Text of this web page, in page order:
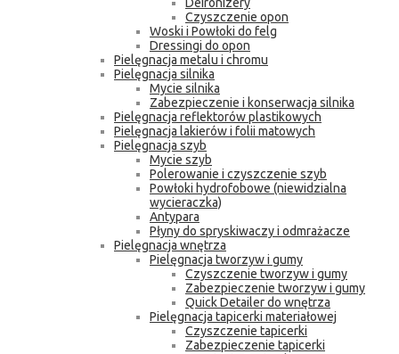
Czyszczenie opon
Woski i Powłoki do felg
Dressingi do opon
Pielęgnacja metalu i chromu
Pielęgnacja silnika
Mycie silnika
Zabezpieczenie i konserwacja silnika
Pielęgnacja reflektorów plastikowych
Pielęgnacja lakierów i folii matowych
Pielęgnacja szyb
Mycie szyb
Polerowanie i czyszczenie szyb
Powłoki hydrofobowe (niewidzialna
wycieraczka)
Antypara
Płyny do spryskiwaczy i odmrażacze
Pielęgnacja wnętrza
Pielęgnacja tworzyw i gumy
Czyszczenie tworzyw i gumy
Zabezpieczenie tworzyw i gumy
Quick Detailer do wnętrza
Pielęgnacja tapicerki materiałowej
Czyszczenie tapicerki
Zabezpieczenie tapicerki